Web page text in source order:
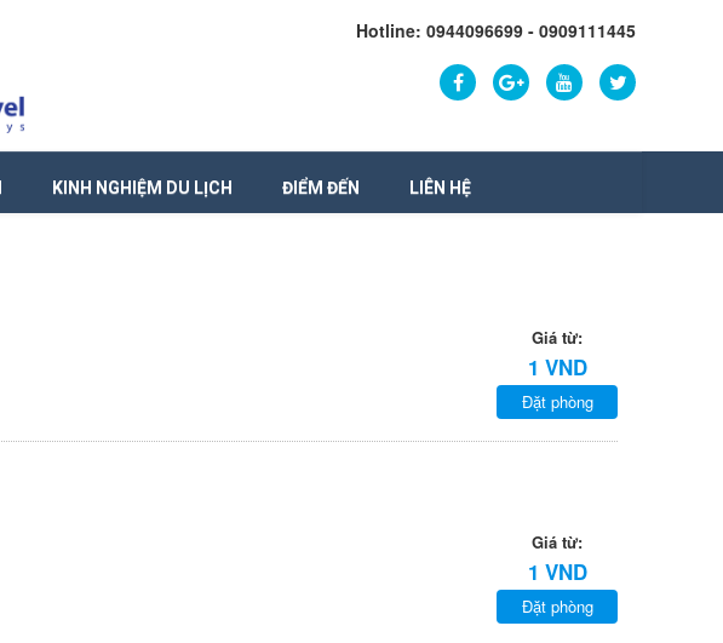
Hotline: 0944096699 - 0909111445
KINH NGHIỆM DU LỊCH ĐIỂM ĐẾN LIÊN HỆ
Giá từ:
1 VND
Đặt phòng
Giá từ:
1 VND
Đặt phòng